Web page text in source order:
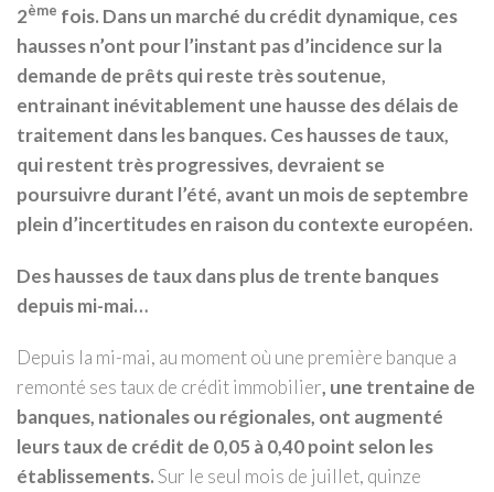
2ème fois. Dans un marché du crédit dynamique, ces
hausses n’ont pour l’instant pas d’incidence sur la
demande de prêts qui reste très soutenue,
entrainant inévitablement une hausse des délais de
traitement dans les banques. Ces hausses de taux,
qui restent très progressives, devraient se
poursuivre durant l’été, avant un mois de septembre
plein d’incertitudes en raison du contexte européen.
Des hausses de taux dans plus de trente banques
depuis mi-mai…
Depuis la mi-mai, au moment où une première banque a
remonté ses taux de crédit immobilier, une trentaine de
banques, nationales ou régionales, ont augmenté
leurs taux de crédit de 0,05 à 0,40 point selon les
établissements.Sur le seul mois de juillet, quinze